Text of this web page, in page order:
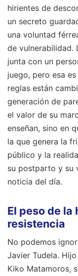
hirientes de
un secreto
una voluntad
de vulnerabilidad.
junta con un
juego, pero esa
reglas están
generación de
el valor de su
enseñan, sino en
la que genera la
público y la
su postparto y su
noticia del día.
El peso de
resistencia
No podemos
Javier Tudela.
Kiko Matamoros,